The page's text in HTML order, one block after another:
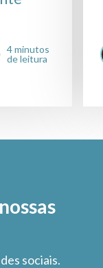
4 minutos
de leitura
sociais.